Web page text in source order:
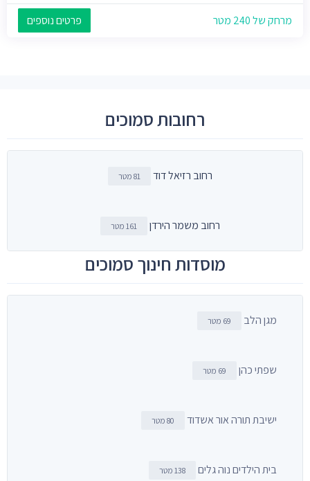
מרחק של 240 מטר פרטים נוספים
רחובות סמוכים
רחוב רזיאל דוד 81 מטר
רחוב משמר הירדן 161 מטר
מוסדות חינוך סמוכים
מגן הלב 69 מטר
שפתי כהן 69 מטר
ישיבת תורה אור אשדוד 80 מטר
בית הילדים נוה גלים 138 מטר